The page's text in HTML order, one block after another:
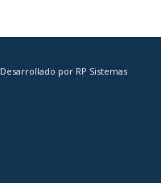
Desarrollado por RP Sistemas